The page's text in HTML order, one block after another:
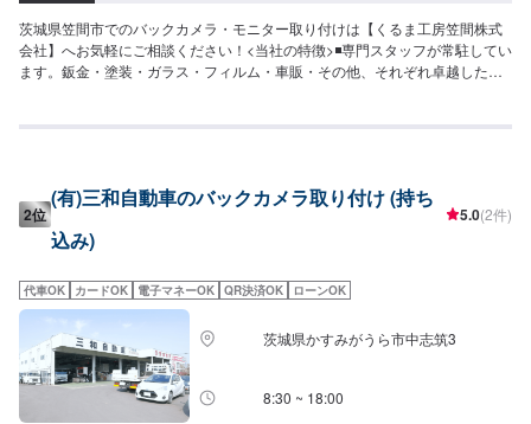
茨城県笠間市でのバックカメラ・モニター取り付けは【くるま工房笠間株式
会社】へお気軽にご相談ください！<当社の特徴>◾専門スタッフが常駐してい
ます。鈑金・塗装・ガラス・フィルム・車販・その他、それぞれ卓越した技
のお車を乗っている間は保証します。◾土・日・祝も営業してるのでお客様が
じてプランをご提案！>★お安く済ませたい…★お時間があまり取れない…な
どのご相談もお気軽にどうぞ！【1】オファーにてお問い合わせ【2】お見積
り【3】お見積りにご納得いただければ作業開始【4】仕上がり次第納車-----
前後する場合がございます。予めご了承ください。-----代車について-----代車
をご用意しています。お車の作業中は代車をご利用ください。※代車の燃料代
はお客様にご負担いただいております。-----ご来店時の注意、受付方法-----入
庫の際はお気をつけてお越しください。駐車スペースは事務所前の空いてい
るスペースに駐車してください。受付はスタッフへ「メンテモで予約しまし
た」とお伝えください。ご案内いたします。【定休日・営業時間】定休日：
年中無休（大型連休のみ休み）営業時間：9:00~18:00
2位
(有)三和自動車のバックカメラ取り付け (持ち
込み)
5.0(2件)
代車OK カードOK 電子マネーOK QR決済OK ローンOK
茨城県かすみがうら市中志筑3
8:30 ~ 18:00